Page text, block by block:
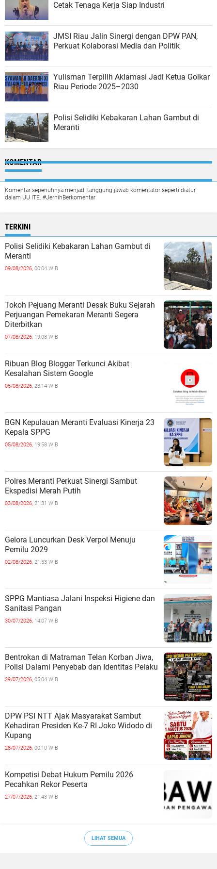
Cetak Tenaga Kerja Siap Industri
JMSI Riau Jalin Sinergi dengan DPW PAN,
Perkuat Kolaborasi Media dan Politik
Yulisman Terpilih Aklamasi Jadi Ketua Golkar
Riau Periode 2025–2030
Polisi Selidiki Kebakaran Lahan Gambut di
Meranti
KOMENTAR
Komentar sepenuhnya menjadi tanggung jawab komentator seperti diatur
dalam UU ITE. #JernihBerkomentar
TERKINI
Polisi Selidiki Kebakaran Lahan Gambut di
Meranti
09/08/2026, 00:04 WIB
Tokoh Pejuang Meranti Desak Buku Sejarah
Perjuangan Pemekaran Meranti Segera
Diterbitkan
07/08/2026, 19:08 WIB
Ribuan Blog Blogger Terkunci Akibat
Kesalahan Sistem Google
05/08/2026, 23:14 WIB
BGN Kepulauan Meranti Evaluasi Kinerja 23
Kepala SPPG
05/08/2026, 19:58 WIB
Polres Meranti Perkuat Sinergi Sambut
Ekspedisi Merah Putih
03/08/2026, 21:31 WIB
Gelora Luncurkan Desk Verpol Menuju
Pemilu 2029
02/08/2026, 21:53 WIB
SPPG Mantiasa Jalani Inspeksi Higiene dan
Sanitasi Pangan
30/07/2026, 14:07 WIB
Bentrokan di Matraman Telan Korban Jiwa,
Polisi Dalami Penyebab dan Identitas Pelaku
29/07/2026, 05:04 WIB
DPW PSI NTT Ajak Masyarakat Sambut
Kehadiran Presiden Ke-7 RI Joko Widodo di
Kupang
28/07/2026, 00:10 WIB
Kompetisi Debat Hukum Pemilu 2026
Pecahkan Rekor Peserta
27/07/2026, 21:43 WIB
LIHAT SEMUA